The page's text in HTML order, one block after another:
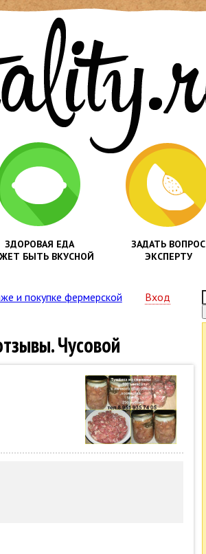
ЗДОРОВАЯ ЕДА
БЫТЬ ВКУСНОЙ
ЗАДАТЬ ВОПРОС
ЭКСПЕРТУ
и покупке фермерской
Вход
Чусовой